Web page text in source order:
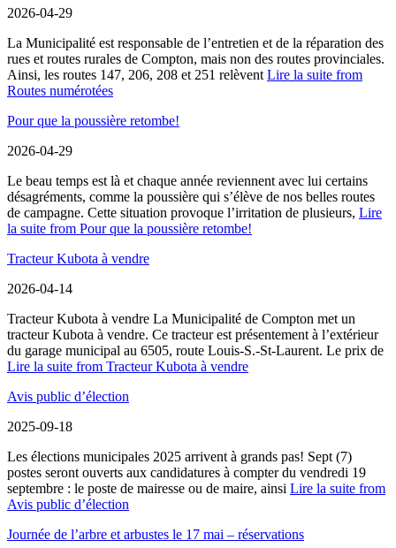
2026-04-29
La Municipalité est responsable de l’entretien et de la réparation des
rues et routes rurales de Compton, mais non des routes provinciales.
Ainsi, les routes 147, 206, 208 et 251 relèvent Lire la suite from
Routes numérotées
Pour que la poussière retombe!
2026-04-29
Le beau temps est là et chaque année reviennent avec lui certains
désagréments, comme la poussière qui s’élève de nos belles routes
de campagne. Cette situation provoque l’irritation de plusieurs, Lire
la suite from Pour que la poussière retombe!
Tracteur Kubota à vendre
2026-04-14
Tracteur Kubota à vendre La Municipalité de Compton met un
tracteur Kubota à vendre. Ce tracteur est présentement à l’extérieur
du garage municipal au 6505, route Louis-S.-St-Laurent. Le prix de
Lire la suite from Tracteur Kubota à vendre
Avis public d’élection
2025-09-18
Les élections municipales 2025 arrivent à grands pas! Sept (7)
postes seront ouverts aux candidatures à compter du vendredi 19
septembre : le poste de mairesse ou de maire, ainsi Lire la suite from
Avis public d’élection
Journée de l’arbre et arbustes le 17 mai – réservations